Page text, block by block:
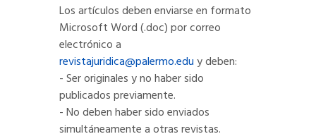
Los artículos deben enviarse en formato
Microsoft Word (.doc) por correo
electrónico a
revistajuridica@palermo.eduy deben:
- Ser originales y no haber sido
publicados previamente.
- No deben haber sido enviados
simultáneamente a otras revistas.